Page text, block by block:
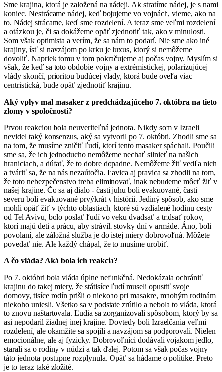
Sme krajina, ktorá je založená na nádeji. Ak stratíme nádej, je s nami
koniec. Nestrácame nádej, keď bojujeme vo vojnách, vieme, ako na
to. Nádej strácame, keď sme rozdelení. A teraz sme veľmi rozdelení
a otázkou je, či sa dokážeme opäť zjednotiť tak, ako v minulosti.
Som však optimista a verím, že sa nám to podarí. Nie sme ako iné
krajiny, ísť si navzájom po krku je luxus, ktorý si nemôžeme
dovoliť. Napriek tomu v tom pokračujeme aj počas vojny. Myslím si
však, že keď sa toto obdobie vojny a extrémistickej, polarizujúcej
vlády skončí, prioritou budúcej vlády, ktorá bude oveľa viac
centristická, bude opäť zjednotiť krajinu.
Aký vplyv mal masaker z predchádzajúceho 7. októbra na tieto
zlomy v spoločnosti?
Prvou reakciou bola neuveriteľná jednota. Nikdy som v Izraeli
nevidel taký konsenzus, aký sa vytvoril po 7. októbri. Zhodli sme sa
na tom, že musíme zničiť ľudí, ktorí tento masaker spáchali. Poučili
sme sa, že ich jednoducho nemôžeme nechať silnieť na našich
hraniciach, a dúfať, že to dobre dopadne. Nemôžeme žiť vedľa nich
a tváriť sa, že na nás nezaútočia. Ľavica aj pravica sa zhodli na tom,
že toto nebezpečenstvo treba eliminovať, inak nebudeme môcť žiť v
našej krajine. Čo sa aj dialo - časti juhu boli evakuované, časti
severu boli evakuované prvýkrát v histórii. Jediný spôsob, ako sme
mohli opäť žiť v týchto oblastiach, ktoré sú vzdialené hodinu cesty
od Tel Avivu, bolo poslať ľudí vo veku dvadsať a tridsať rokov,
ktorí majú deti a prácu, aby strávili stovky dní v armáde. Áno, boli
povolaní, ale záložná služba je do istej miery dobrovoľná. Môžete
povedať nie. Ale každý chápal, že to musíme urobiť.
A čo vláda? Aká bola ich reakcia?
Po 7. októbri bola vláda úplne nefunkčná. Nedokázala ochrániť
krajinu do takej miery, že státisíce ľudí museli opustiť svoje
domovy, tisíce rodín prišli o niekoho pri masakre, mnohým rodinám
niekoho uniesli. Všetko sa v podstate zrútilo a nebola to vláda, ktorá
to znovu naštartovala. Ľudia sa zorganizovali spôsobom, ktorý by sa
asi nepodaril žiadnej inej krajine. Dovtedy boli Izraelčania veľmi
rozdelení, ale okamžite sa spojili a navzájom sa podporovali. Nielen
emocionálne, ale aj fyzicky. Dobrovoľníci dodávali vojakom jedlo,
starali sa o rodiny v núdzi a tak ďalej. Potom sa však počas vojny
táto jednota postupne rozplynula. Opäť sa hádame o politike. Preto
je to teraz také zložité.